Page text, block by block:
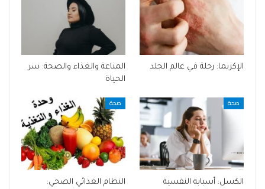
الإكزيما: رحلة في عالم الجلد
المناعة والغذاء والصحة: سر
الحياة
صحة
الكسل: أسبابه النفسية
صحة
النظام الغذائي الصحي: